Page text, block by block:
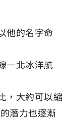
他的名字命
—北冰洋航
，大約可以縮
潛力也逐漸